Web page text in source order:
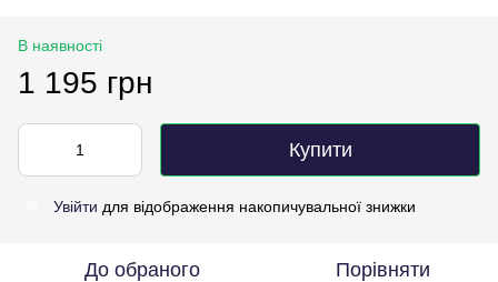
В наявності
1 195 грн
Купити
Увійти для відображення накопичувальної знижки
До обраного Порівняти